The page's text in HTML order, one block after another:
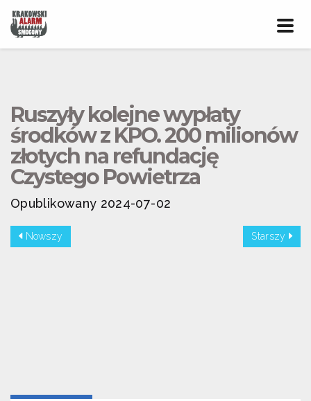
Ruszyły kolejne wypłaty
środków z KPO. 200 milionów
złotych na refundację
Czystego Powietrza
Opublikowany 2024-07-02
Nowszy Starszy